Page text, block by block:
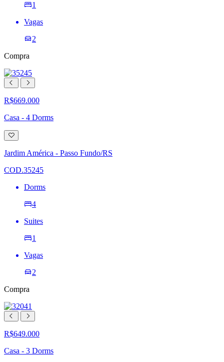
1
Vagas
2
Compra
R$669.000
Casa - 4 Dorms
Adicionar
à
lista
de
Jardim América - Passo Fundo/RS
COD.35245
Dorms
4
Suites
1
Vagas
2
Compra
R$649.000
Casa - 3 Dorms